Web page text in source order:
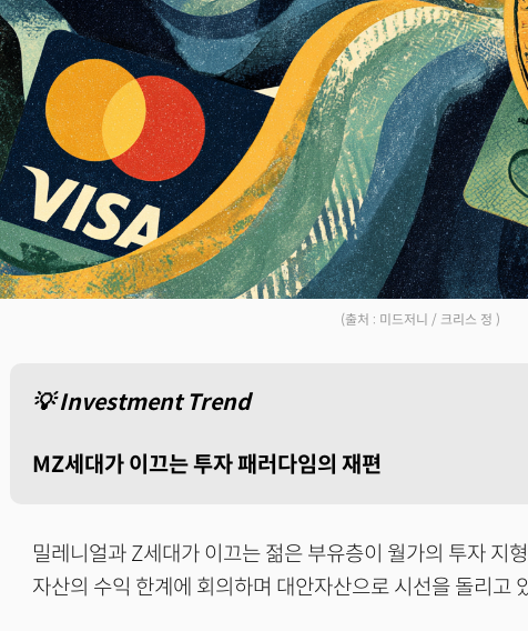
(출처 : 미드저니 / 크리스 정 )
💡 Investment Trend
MZ세대가 이끄는 투자 패러다임의 재편
밀레니얼과 Z세대가 이끄는 젊은 부유층이 월가의 투자 지
자산의 수익 한계에 회의하며 대안자산으로 시선을 돌리고